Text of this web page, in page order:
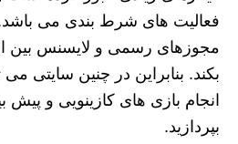
فعالیت های شرط بندی می باشد.
مجوزهای رسمی و لایسنس بین
بکند. بنابراین در چنین سایتی می
انجام بازی های کازینویی و
بپردازید.